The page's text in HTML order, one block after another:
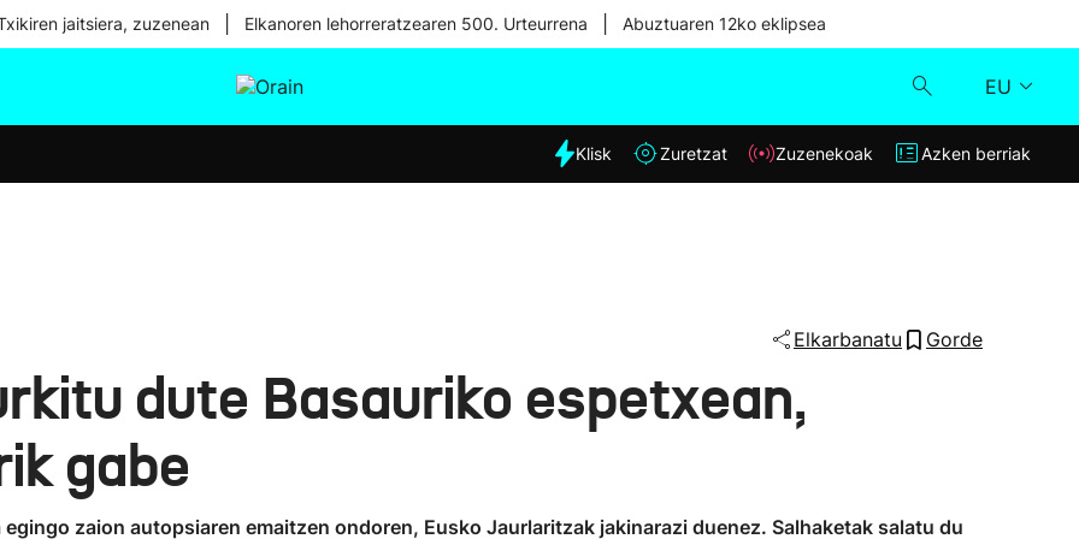
jaitsiera, zuzenean Elkanoren lehorreratzearen 500. Urteurrena Abuztuaren 12ko eklipsea
EU
Eguraldia
Klisk
Klisk Zuretzat Zuzenekoak Azken berriak
Elkarbanatu Gorde
dute Basauriko espetxean,
gabe
zaion autopsiaren emaitzen ondoren, Eusko Jaurlaritzak jakinarazi duenez. Salhaketak salatu du